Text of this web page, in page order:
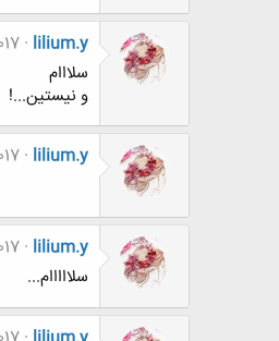
lilium.y
سلااام
و نیستین...!
lilium.y
lilium.y
سلااااام...